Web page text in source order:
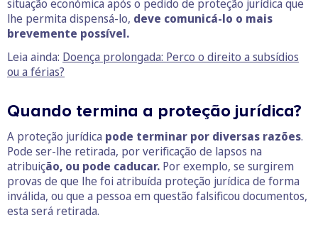
situação económica após o pedido de proteção jurídica que
lhe permita dispensá-lo, deve comunicá-lo o mais
brevemente possível.
Leia ainda: Doença prolongada: Perco o direito a subsídios
ou a férias?
Quando termina a proteção jurídica?
A proteção jurídica pode terminar por diversas razões.
Pode ser-lhe retirada, por verificação de lapsos na
atribuição, ou pode caducar. Por exemplo, se surgirem
provas de que lhe foi atribuída proteção jurídica de forma
inválida, ou que a pessoa em questão falsificou documentos,
esta será retirada.